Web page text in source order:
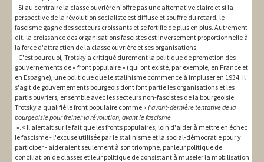
Si au contraire la classe ouvrière n'offre pas une alternative claire et si la
perspective de la révolution socialiste est diffuse et souffre du retard, le
fascisme gagne des secteurs croissants et se fortifie de plus en plus. Autrement
dit, la croissance des organisations fascistes est inversement proportionnelle à
la force d'attraction de la classe ouvrière et ses organisations.
C'est pourquoi, Trotsky a critiqué durement la politique de promotion des
gouvernements de « front populaire » (qui ont existé, par exemple, en France et
en Espagne), une politique que le stalinisme commence à impluser en 1934. Il
s'agit de gouvernements bourgeois dont font partie les organisations et les
partis ouvriers, ensemble avec les secteurs non-fascistes de la bourgeoisie.
Trotsky a qualifié le front populaire comme « l'avant-dernière tentative de la
bourgeoisie pour freiner la révolution, avant le fascisme
».< Il alertait sur le fait que les fronts populaires, loin d'aider à mettre en échec
le fascisme - l'excuse utilisée par le stalinisme et la social-démocratie pour y
participer - aideraient seulement à son triomphe, par leur politique de
conciliation de classes et leur politique de consistant à museler la mobilisation